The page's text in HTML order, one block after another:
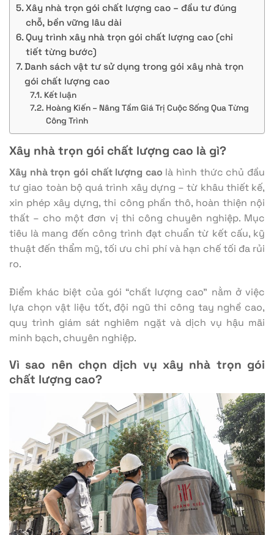
Xây nhà trọn gói chất lượng cao – đầu tư đúng
chỗ, bền vững lâu dài
Quy trình xây nhà trọn gói chất lượng cao (chi
tiết từng bước)
Danh sách vật tư sử dụng trong gói xây nhà trọn
gói chất lượng cao
Kết luận
Hoàng Kiến – Nâng Tầm Giá Trị Cuộc Sống Qua Từng
Công Trình
Xây nhà trọn gói chất lượng cao là gì?
Xây nhà trọn gói chất lượng cao là hình thức chủ đầu
tư giao toàn bộ quá trình xây dựng – từ khâu thiết kế,
xin phép xây dựng, thi công phần thô, hoàn thiện nội
thất – cho một đơn vị thi công chuyên nghiệp. Mục
tiêu là mang đến công trình đạt chuẩn từ kết cấu, kỹ
thuật đến thẩm mỹ, tối ưu chi phí và hạn chế tối đa rủi
ro.
Điểm khác biệt của gói “chất lượng cao” nằm ở việc
lựa chọn vật liệu tốt, đội ngũ thi công tay nghề cao,
quy trình giám sát nghiêm ngặt và dịch vụ hậu mãi
minh bạch, chuyên nghiệp.
Vì sao nên chọn dịch vụ xây nhà trọn gói
chất lượng cao?